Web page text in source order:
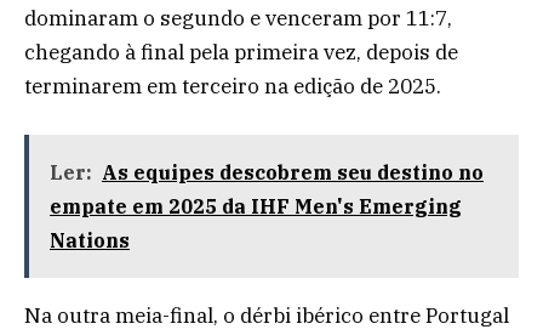
dominaram o segundo e venceram por 11:7,
chegando à final pela primeira vez, depois de
terminarem em terceiro na edição de 2025.
Ler: As equipes descobrem seu destino no
empate em 2025 da IHF Men's Emerging
Nations
Na outra meia-final, o dérbi ibérico entre Portugal